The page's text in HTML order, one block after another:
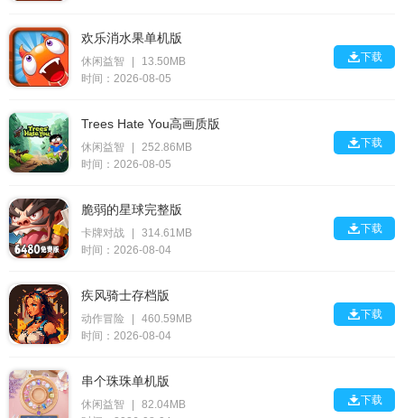
欢乐消水果单机版
休闲益智
13.50MB
时间：2026-08-05
下载
Trees Hate You高画质版
休闲益智
252.86MB
时间：2026-08-05
下载
脆弱的星球完整版
卡牌对战
314.61MB
时间：2026-08-04
下载
疾风骑士存档版
动作冒险
460.59MB
时间：2026-08-04
下载
串个珠珠单机版
休闲益智
82.04MB
下载